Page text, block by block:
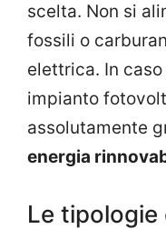
scelta. Non si
fossili o
elettrica. In
impianto
assolutamente
energia
Le tipologie